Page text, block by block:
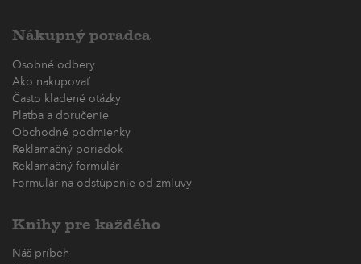
Nákupný poradca
Osobné odbery
Ako nakupovať
Často kladené otázky
Platba a doručenie
Obchodné podmienky
Reklamačný poriadok
Reklamačný formulár
Formulár na odstúpenie od zmluvy
Knihy pre každého
Náš príbeh